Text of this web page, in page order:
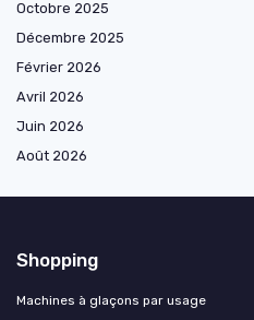
Octobre 2025
Décembre 2025
Février 2026
Avril 2026
Juin 2026
Août 2026
Shopping
Machines à glaçons par usage